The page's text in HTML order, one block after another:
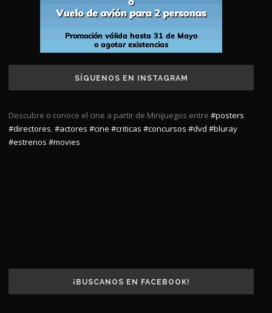
SÍGUENOS EN INSTAGRAM
Descubre o conoce el cine a partir de Minijuegos entre #posters
#directores,#actores #cine #criticas #concursos #dvd #bluray
#estrenos #movies
¡BUSCANOS EN FACEBOOK!